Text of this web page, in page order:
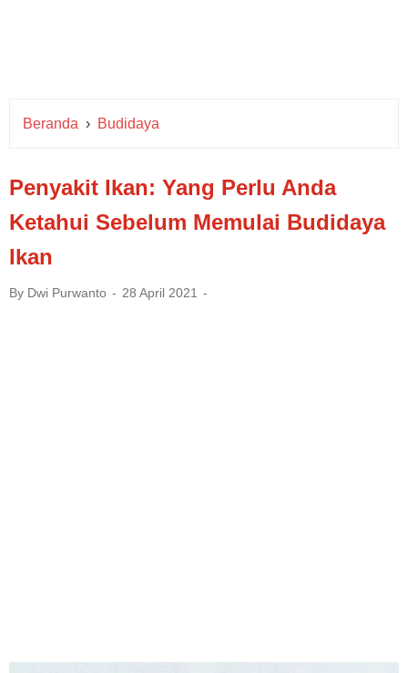
Beranda › Budidaya
Penyakit Ikan: Yang Perlu Anda
Ketahui Sebelum Memulai Budidaya
Ikan
By Dwi Purwanto 28 April 2021